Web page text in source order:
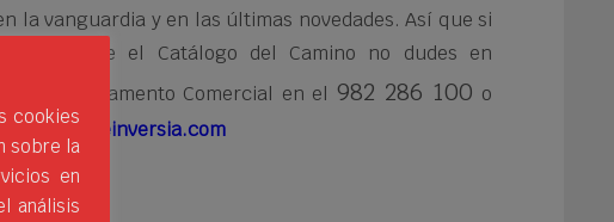
la vanguardia y en las últimas novedades. Así que si
más obre el Catálogo del Camino no dudes en
Departamento Comercial en el 982 286 100 o
ainfo@emeinversia.com
cookies
sobre la
en
análisis